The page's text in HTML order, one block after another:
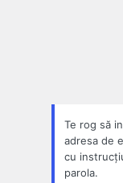
Te rog să
adresa de
cu
parola.